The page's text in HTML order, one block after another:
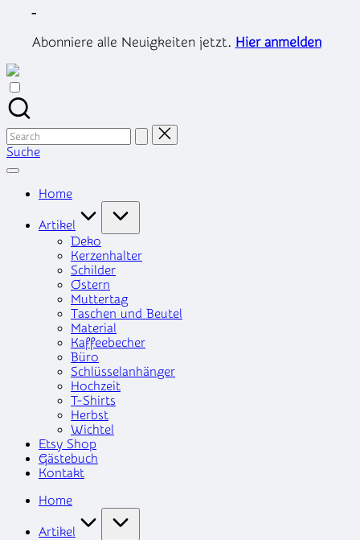
content
-
Abonniere alle Neuigkeiten jetzt. Hier anmelden
Search
for:
Suche
Home
Artikel
Deko
Kerzenhalter
Schilder
Ostern
Muttertag
Taschen und Beutel
Material
Kaffeebecher
Büro
Schlüsselanhänger
Hochzeit
T-Shirts
Herbst
Wichtel
Etsy Shop
Gästebuch
Kontakt
Home
Artikel